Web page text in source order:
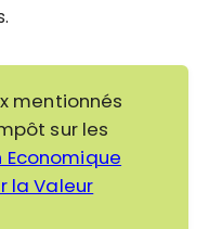
mentionnés
sur les
la Valeur